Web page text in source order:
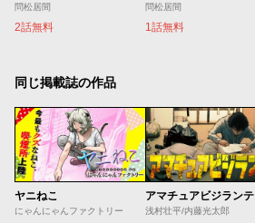
問松居間
2話無料
問松居間
1話無料
同じ掲載誌の作品
ヤニねこ
にゃんにゃんファクトリー
アマチュアビジランテ
浅村壮平/内藤光太郎